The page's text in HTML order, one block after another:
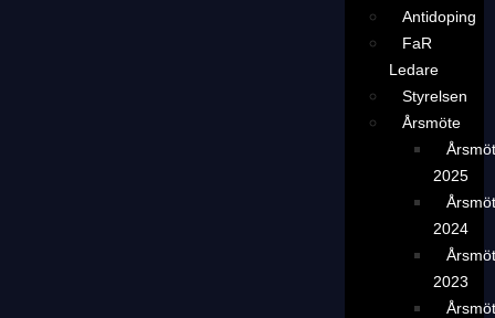
Antidoping
FaR
Ledare
Styrelsen
Årsmöte
2025
2024
2023